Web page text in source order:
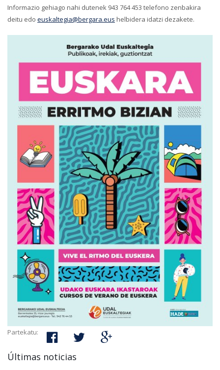
Informazio gehiago nahi dutenek 943 764 453 telefono zenbakira
deitu edo euskaltegia@bergara.eus helbidera idatzi dezakete.
Partekatu:
Últimas noticias